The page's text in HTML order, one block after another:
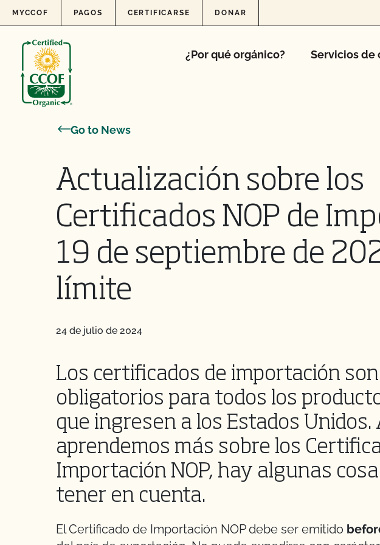
Skip to content
MYCCOF PAGOS CERTIFICARSE DONAR
¿Por qué orgánico? Servicios de
Go to News
Actualización sobre los
Certificados NOP de
19 de septiembre de
límite
24 de julio de 2024
Los certificados de importación
obligatorios para todos los
que ingresen a los Estados Unidos.
aprendemos más sobre los
Importación NOP, hay algunas
tener en cuenta.
El Certificado de Importación NOP debe ser emitido